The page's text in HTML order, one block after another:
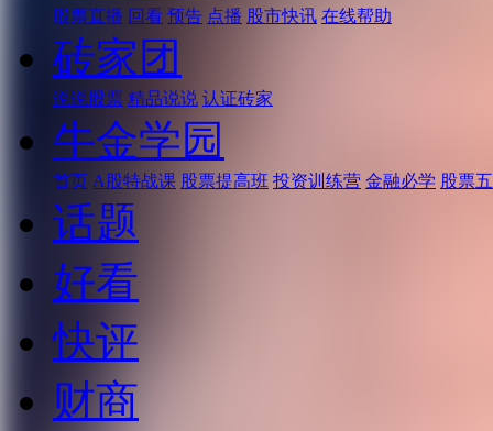
股票直播 回看 预告 点播 股市快讯 在线帮助
砖家团
说说股票 精品说说 认证砖家
牛金学园
首页 A股特战课 股票提高班 投资训练营 金融必学 股票
话题
好看
快评
财商